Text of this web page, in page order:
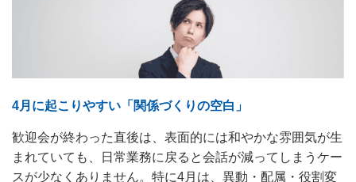
4月に起こりやすい「関係づくりの空白」
歓迎会が終わった直後は、表面的には和やかな雰囲気が生
まれていても、日常業務に戻ると会話が減ってしまうケー
スが少なくありません。特に4月は、異動・配属・役割変